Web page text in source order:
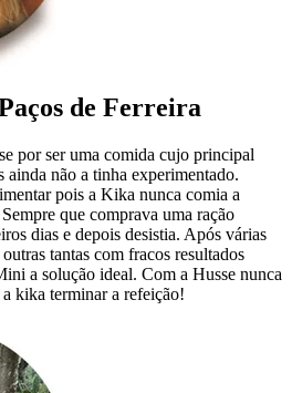
de Ferreira
por ser uma comida cujo principal
ainda não a tinha experimentado.
pois a Kika nunca comia a
que comprava uma ração
dias e depois desistia. Após várias
tantas com fracos resultados
a solução ideal. Com a Husse nunca
kika terminar a refeição!